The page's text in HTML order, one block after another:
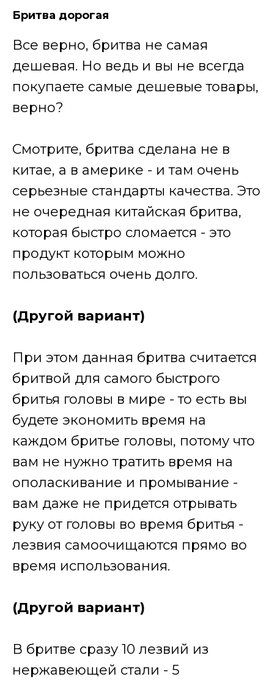
Бритва дорогая
Все верно, бритва не самая
дешевая. Но ведь и вы не всегда
покупаете самые дешевые товары,
верно?
Смотрите, бритва сделана не в
китае, а в америке - и там очень
серьезные стандарты качества. Это
не очередная китайская бритва,
которая быстро сломается - это
продукт которым можно
пользоваться очень долго.
(Другой вариант)
При этом данная бритва считается
бритвой для самого быстрого
бритья головы в мире - то есть вы
будете экономить время на
каждом бритье головы, потому что
вам не нужно тратить время на
ополаскивание и промывание -
вам даже не придется отрывать
руку от головы во время бритья -
лезвия самоочищаются прямо во
время использования.
(Другой вариант)
В бритве сразу 10 лезвий из
нержавеющей стали - 5